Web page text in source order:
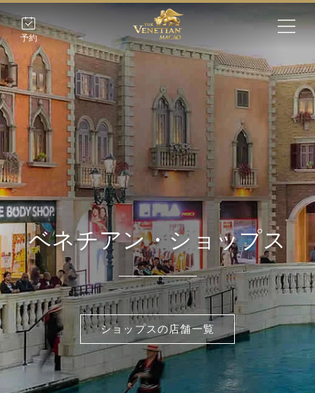
予約
ベネチアン・ショップス
ショップスの店舗一覧